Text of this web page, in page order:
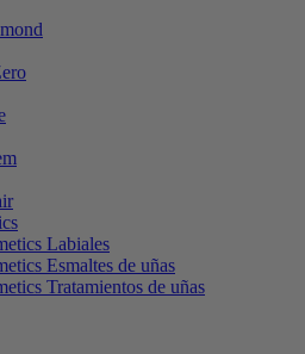
Labiales
Esmaltes de uñas
Tratamientos de uñas